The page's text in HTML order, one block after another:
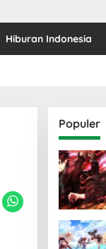
Hiburan Indonesia
Populer